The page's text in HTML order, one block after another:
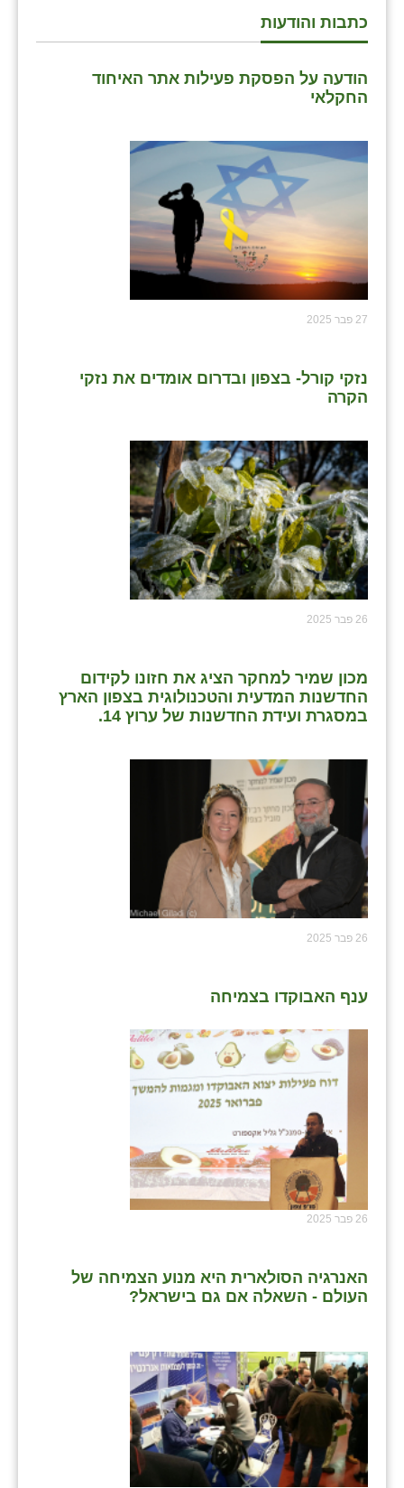
כתבות והודעות
הודעה על הפסקת פעילות אתר האיחוד
החקלאי
27 פבר 2025
נזקי קורל- בצפון ובדרום אומדים את נזקי
הקרה
26 פבר 2025
מכון שמיר למחקר הציג את חזונו לקידום
החדשנות המדעית והטכנולוגית בצפון הארץ
במסגרת ועידת החדשנות של ערוץ 14.
26 פבר 2025
ענף האבוקדו בצמיחה
26 פבר 2025
האנרגיה הסולארית היא מנוע הצמיחה של
העולם - השאלה אם גם בישראל?